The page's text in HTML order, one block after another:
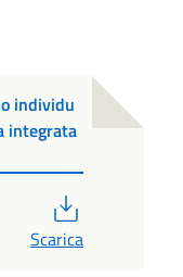
individu
integrata
Scarica